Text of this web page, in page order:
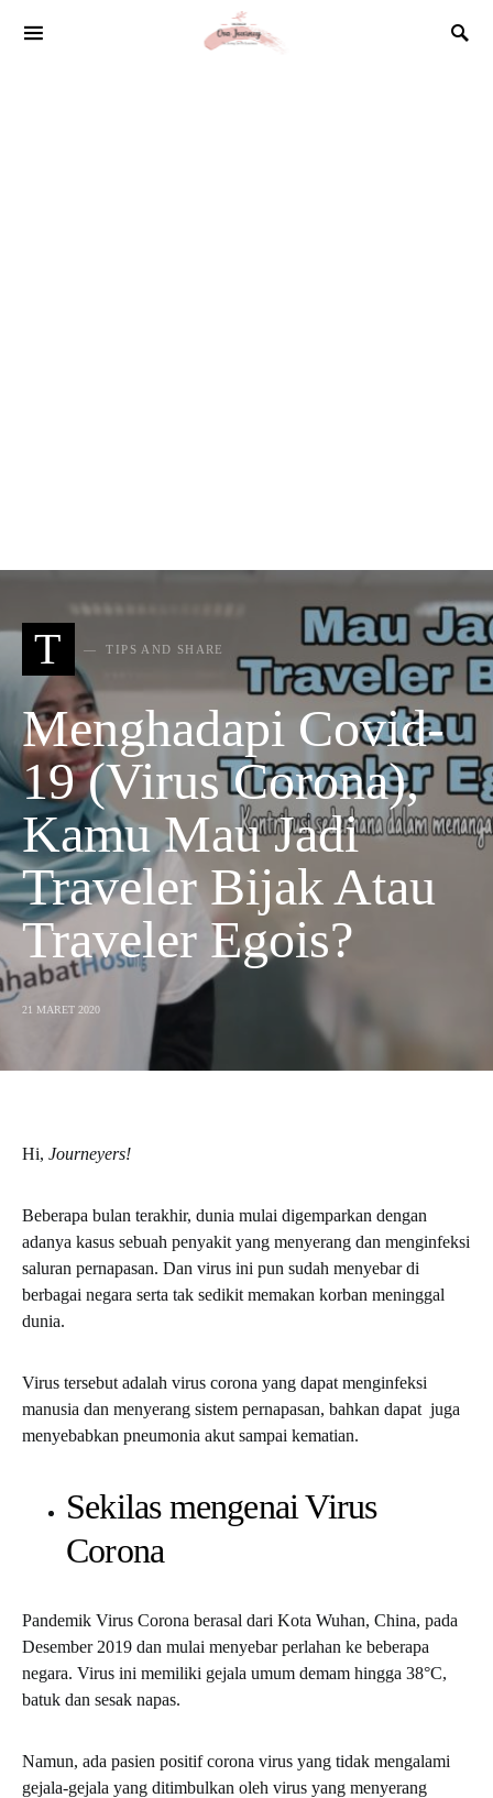
SEARCH FOR:
T TIPS AND SHARE
Menghadapi Covid-
19 (Virus Corona),
Kamu Mau Jadi
Traveler Bijak Atau
Traveler Egois?
21 MARET 2020
Hi, Journeyers!
Beberapa bulan terakhir, dunia mulai digemparkan dengan
adanya kasus sebuah penyakit yang menyerang dan menginfeksi
saluran pernapasan. Dan virus ini pun sudah menyebar di
berbagai negara serta tak sedikit memakan korban meninggal
dunia.
Virus tersebut adalah virus corona yang dapat menginfeksi
manusia dan menyerang sistem pernapasan, bahkan dapat juga
menyebabkan pneumonia akut sampai kematian.
Sekilas mengenai Virus
Corona
Pandemik Virus Corona berasal dari Kota Wuhan, China, pada
Desember 2019 dan mulai menyebar perlahan ke beberapa
negara. Virus ini memiliki gejala umum demam hingga 38°C,
batuk dan sesak napas.
Namun, ada pasien positif corona virus yang tidak mengalami
gejala-gejala yang ditimbulkan oleh virus yang menyerang